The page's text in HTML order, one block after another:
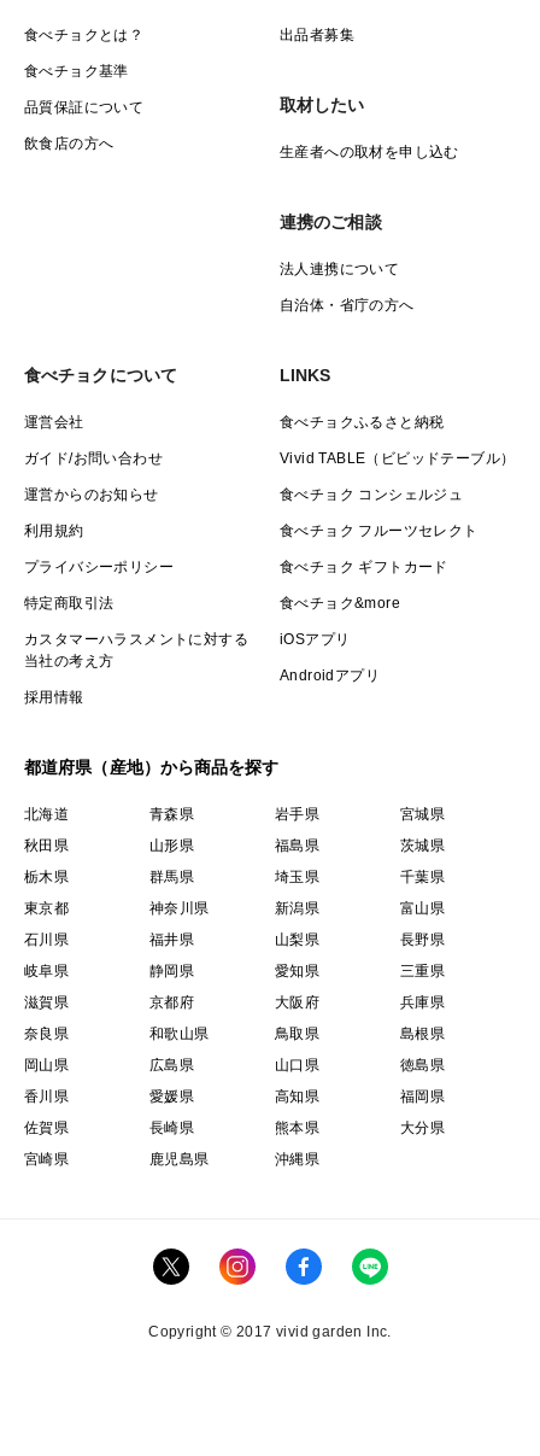
食べチョクとは？
食べチョク基準
品質保証について
飲食店の方へ
出品者募集
取材したい
生産者への取材を申し込む
連携のご相談
法人連携について
自治体・省庁の方へ
食べチョクについて
運営会社
ガイド/お問い合わせ
運営からのお知らせ
利用規約
プライバシーポリシー
特定商取引法
カスタマーハラスメントに対する
当社の考え方
採用情報
LINKS
食べチョクふるさと納税
Vivid TABLE（ビビッドテーブル）
食べチョク コンシェルジュ
食べチョク フルーツセレクト
食べチョク ギフトカード
食べチョク&more
iOSアプリ
Androidアプリ
都道府県（産地）から商品を探す
北海道 青森県 岩手県
宮城県
秋田県
山形県 福島県
茨城県
栃木県
群馬県 埼玉県
千葉県
東京都
神奈川県 新潟県
富山県
石川県
福井県 山梨県
長野県
岐阜県
静岡県 愛知県
三重県
滋賀県
京都府 大阪府
兵庫県
奈良県
和歌山県 鳥取県
島根県
岡山県
広島県 山口県
徳島県
香川県
愛媛県 高知県
福岡県
佐賀県
長崎県 熊本県
大分県
宮崎県
鹿児島県 沖縄県
Copyright © 2017 vivid garden Inc.